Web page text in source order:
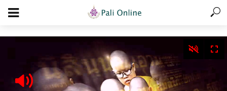
add_action('wp_footer', function () { echo '